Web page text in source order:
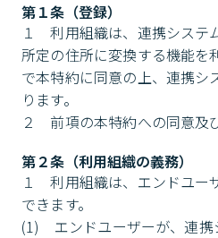
第１条（登録）
１　利用組織は、連携シス
所定の住所に変換する機能を
で本特約に同意の上、連携
ります。
２　前項の本特約への同意
第２条（利用組織の義務）
１　利用組織は、エンドユ
できます。
(1)　エンドユーザーが、連